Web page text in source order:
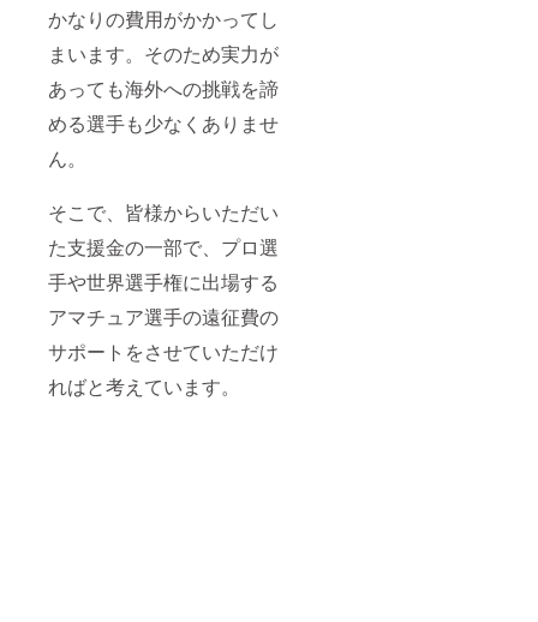
かなりの費用がかかってし
まいます。そのため実力が
あっても海外への挑戦を諦
める選手も少なくありませ
ん。
そこで、皆様からいただい
た支援金の一部で、プロ選
手や世界選手権に出場する
アマチュア選手の遠征費の
サポートをさせていただけ
ればと考えています。